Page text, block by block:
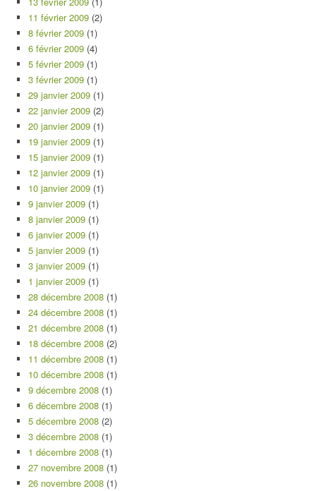
11 février 2009 (2)
8 février 2009 (1)
6 février 2009 (4)
5 février 2009 (1)
3 février 2009 (1)
29 janvier 2009 (1)
22 janvier 2009 (2)
20 janvier 2009 (1)
19 janvier 2009 (1)
15 janvier 2009 (1)
12 janvier 2009 (1)
10 janvier 2009 (1)
9 janvier 2009 (1)
8 janvier 2009 (1)
6 janvier 2009 (1)
5 janvier 2009 (1)
3 janvier 2009 (1)
1 janvier 2009 (1)
28 décembre 2008 (1)
24 décembre 2008 (1)
21 décembre 2008 (1)
18 décembre 2008 (2)
11 décembre 2008 (1)
10 décembre 2008 (1)
9 décembre 2008 (1)
6 décembre 2008 (1)
5 décembre 2008 (2)
3 décembre 2008 (1)
1 décembre 2008 (1)
27 novembre 2008 (1)
26 novembre 2008 (1)